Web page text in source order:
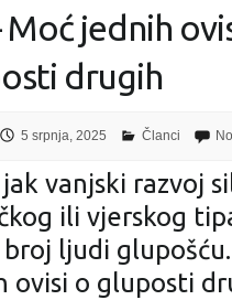
Moć jednih
drugih
5 srpnja, 2025 Članci
vanjski razvoj
ili vjerskog
ljudi
ovisi o gluposti